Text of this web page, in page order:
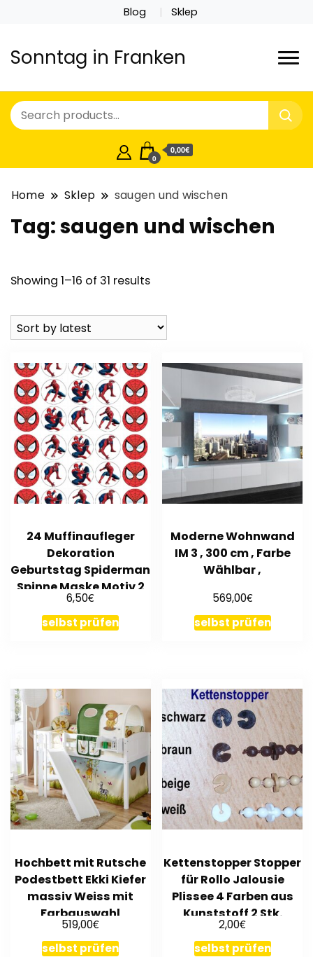
Blog Sklep
Sonntag in Franken
0
0,00€
Home Sklep saugen und wischen
Tag:saugen und wischen
Showing 1–16 of 31 results
24 Muffinaufleger
Dekoration
Geburtstag Spiderman
Spinne Maske Motiv 2
Oblatenpapier
6,50€
selbst prüfen
Moderne Wohnwand
IM 3 , 300 cm , Farbe
Wählbar ,
569,00€
selbst prüfen
Hochbett mit Rutsche
Podestbett Ekki Kiefer
massiv Weiss mit
Farbauswahl
519,00€
selbst prüfen
Kettenstopper Stopper
für Rollo Jalousie
Plissee 4 Farben aus
Kunststoff 2 Stk.
2,00€
selbst prüfen